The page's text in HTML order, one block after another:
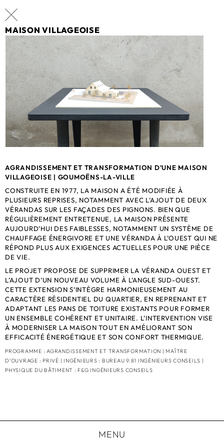
MAISON VILLAGEOISE
AGRANDISSEMENT ET TRANSFORMATION D’UNE MAISON
VILLAGEOISE | GOUMOËNS-LA-VILLE
CONSTRUITE EN 1977, LA MAISON A ÉTÉ MODIFIÉE À
PLUSIEURS REPRISES, NOTAMMENT AVEC L’AJOUT DE DEUX
VÉRANDAS SUR LES FAÇADES DES PIGNONS. BIEN QUE
RÉGULIÈREMENT ENTRETENUE, LA MAISON PRÉSENTE
AUJOURD’HUI DES FAIBLESSES, NOTAMMENT UN SYSTÈME DE
CHAUFFAGE ÉNERGIVORE ET UNE VÉRANDA À L’OUEST QUI NE
RÉPOND PLUS AUX EXIGENCES ACTUELLES POUR UNE PIÈCE
DE VIE.
LE PROJET PROPOSE DE SUPPRIMER LA VÉRANDA OUEST ET
L’AJOUT D’UN NOUVEAU VOLUME À L’ANGLE SUD-OUEST.
CETTE EXTENSION S’INTÈGRE HARMONIEUSEMENT AU
CARACTÈRE RÉSIDENTIEL DU QUARTIER, EN REPRENANT ET
ADAPTANT LES PANS DE TOITURE EXISTANTS POUR FORMER
UN ENSEMBLE COHÉRENT ET UNITAIRE. L’INTERVENTION VISE
À MODERNISER LA MAISON TOUT EN AMÉLIORANT SON
EFFICACITÉ ÉNERGÉTIQUE ET SON CONFORT THERMIQUE.
PROGRAMME : AGRANDISSEMENT ET TRANSFORMATION | MAÎTRE
D’OUVRAGE : PRIVÉ | INGÉNIEURS : BUREAU 9.81 INGÉNIEURS CONSEILS |
PHYSIQUE DU BÂTIMENT : F&G INGÉNIEURS CONSEILS
MENU